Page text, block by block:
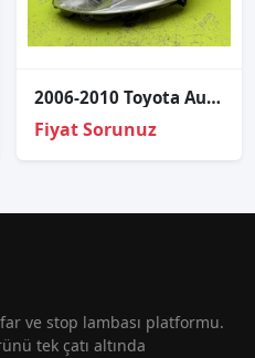
2006-2010 Toyota Auris Mercekli Sol Far 81150-02460
Fiyat Sorunuz
ve stop lambası platformu.
tek çatı altında